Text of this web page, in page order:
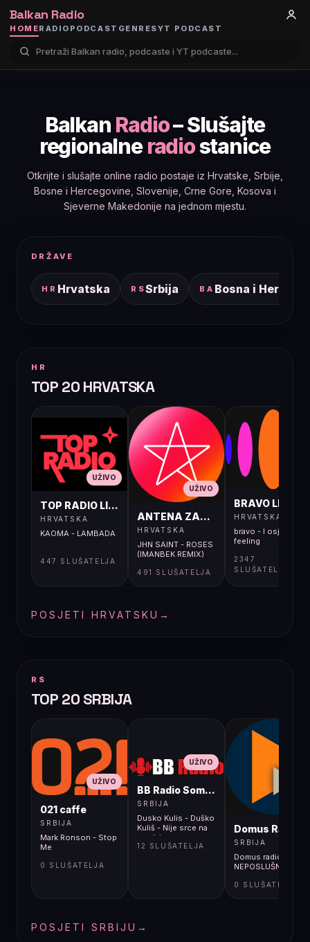
Balkan Radio
HOMERADIO PODCAST GENRESYT PODCAST
Balkan Radio– Slušajte
regionalneradiostanice
Otkrijte i slušajte online radio postaje iz Hrvatske, Srbije,
Bosne i Hercegovine, Slovenije, Crne Gore, Kosova i
Sjeverne Makedonije na jednom mjestu.
DRŽAVE
HR Hrvatska RSSrbija BA Bosna i
HR
TOP 20 HRVATSKA
UŽIVO
TOP RADIO LIVE
HRVATSKA
KAOMA - LAMBADA
447 SLUŠATELJA
UŽIVO
ANTENA ZAGREB LIVE
HRVATSKA
JHN SAINT - ROSES
(IMANBEK REMIX)
491 SLUŠATELJA
BRAVO LIVE
HRVATSKA
bravo - I osjećaj i
feeling
2347
SLUŠATELJA
POSJETI HRVATSKU →
RS
TOP 20 SRBIJA
UŽIVO
021 caffe
SRBIJA
Mark Ronson - Stop
Me
0 SLUŠATELJA
UŽIVO
BB Radio Sombor
SRBIJA
Dusko Kulis - Duško
Kuliš - Nije srce na
prodaju
12 SLUŠATELJA
Domus Radio
SRBIJA
Domus radio -
NEPOSLUŠNI
0 SLUŠATELJA
POSJETI SRBIJU →